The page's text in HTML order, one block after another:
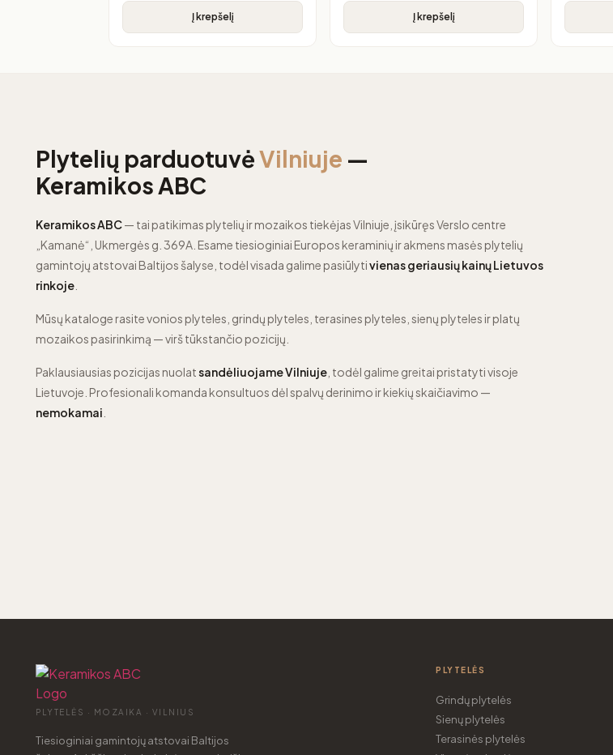
Į krepšelį Į krepšelį
Plytelių parduotuvėVilniuje —
Keramikos ABC
Keramikos ABC— tai patikimas plytelių ir mozaikos tiekėjas Vilniuje, įsikūręs Verslo centre
„Kamanė“, Ukmergės g. 369A. Esame tiesioginiai Europos keraminių ir akmens masės plytelių
gamintojų atstovai Baltijos šalyse, todėl visada galime pasiūlytivienas geriausių kainų Lietuvos
rinkoje
Mūsų kataloge rasite vonios plyteles, grindų plyteles, terasines plyteles, sienų plyteles ir platų
mozaikos pasirinkimą — virš tūkstančio pozicijų.
Paklausiausias pozicijas nuolatsandėliuojame Vilniuje , todėl galime greitai pristatyti visoje
Lietuvoje. Profesionali komanda konsultuos dėl spalvų derinimo ir kiekių skaičiavimo —
nemokamai
PLYTELĖS · MOZAIKA · VILNIUS
Tiesioginiai gamintojų atstovai Baltijos
PLYTELĖS
Grindų plytelės
Sienų plytelės
Terasinės plytelės